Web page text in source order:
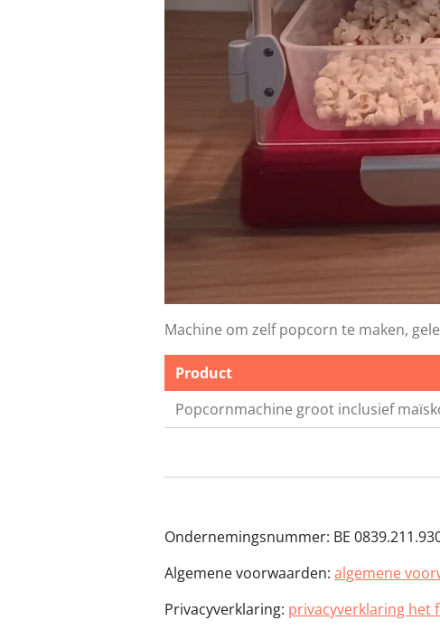
Machine om zelf popcorn te maken,
Product
Popcornmachine groot inclusief
Ondernemingsnummer: BE
Algemene voorwaarden: algemene
Privacyverklaring: privacyverklaring het